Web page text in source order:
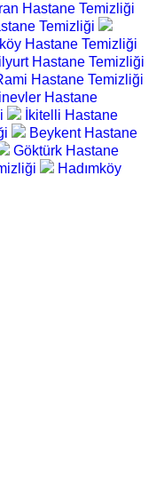
Hastane Temizliği
Temizliği
Hastane Temizliği
Hastane Temizliği
Hastane Temizliği
Hastane
İkitelli Hastane
Beykent Hastane
Göktürk Hastane
Hadımköy